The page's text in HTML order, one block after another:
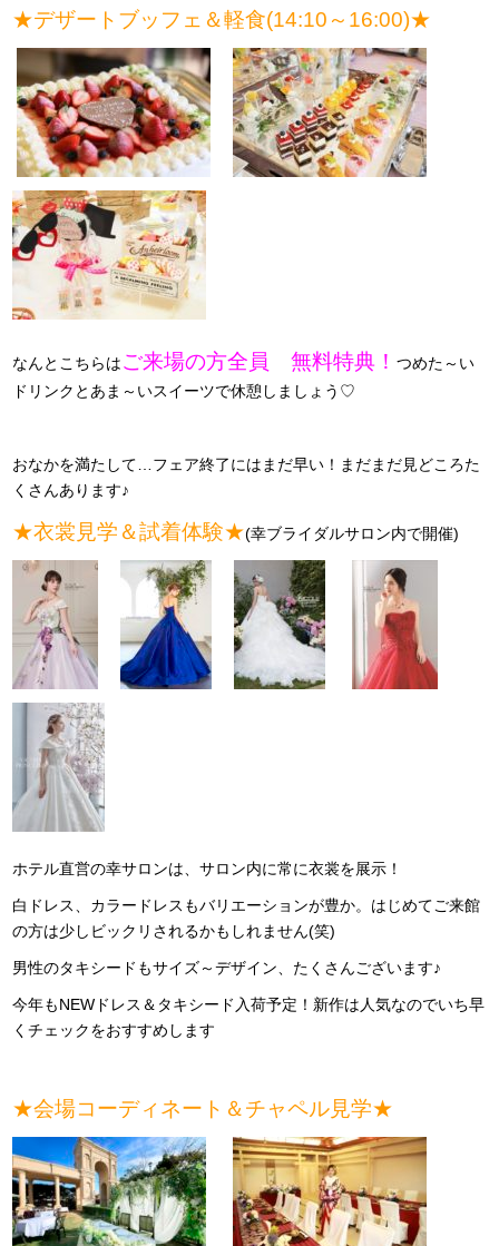
★デザートブッフェ＆軽食(14:10～16:00)★
なんとこちらはご来場の方全員 無料特典！つめた～い
ドリンクとあま～いスイーツで休憩しましょう♡
おなかを満たして…フェア終了にはまだ早い！まだまだ見どころた
くさんあります♪
★衣裳見学＆試着体験★(幸ブライダルサロン内で開催)
ホテル直営の幸サロンは、サロン内に常に衣裳を展示！
白ドレス、カラードレスもバリエーションが豊か。はじめてご来館
の方は少しビックリされるかもしれません(笑)
男性のタキシードもサイズ～デザイン、たくさんございます♪
今年もNEWドレス＆タキシード入荷予定！新作は人気なのでいち早
くチェックをおすすめします
★会場コーディネート＆チャペル見学★